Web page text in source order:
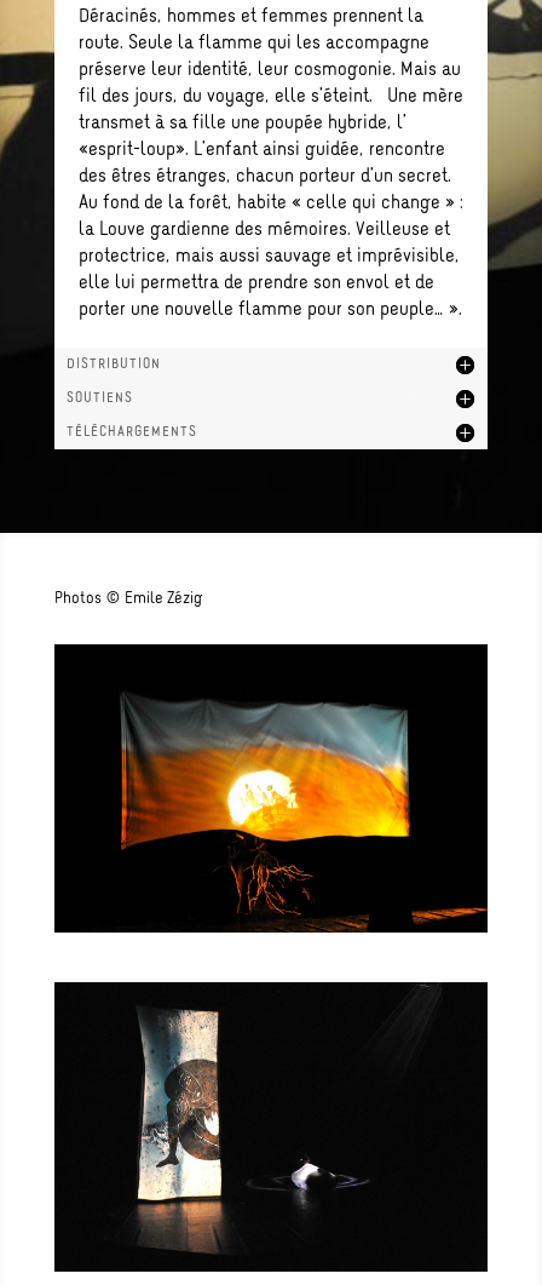
Déracinés, hommes et femmes prennent la
route. Seule la flamme qui les accompagne
préserve leur identité, leur cosmogonie. Mais au
fil des jours, du voyage, elle s’éteint. Une mère
transmet à sa fille une poupée hybride, l’
«esprit-loup». L’enfant ainsi guidée, rencontre
des êtres étranges, chacun porteur d’un secret.
Au fond de la forêt, habite « celle qui change » :
la Louve gardienne des mémoires. Veilleuse et
protectrice, mais aussi sauvage et imprévisible,
elle lui permettra de prendre son envol et de
porter une nouvelle flamme pour son peuple… ».
DISTRIBUTION
SOUTIENS
TÉLÉCHARGEMENTS
Photos © Emile Zézig